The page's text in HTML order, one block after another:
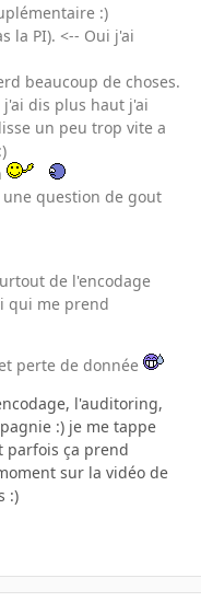
:)
la PI). <-- Oui j'ai
beaucoup de choses.
j'ai dis plus haut j'ai
un peu trop vite a
une question de gout
de l'encodage
qui me prend
perte de donnée
l'auditoring,
:) je me tappe
parfois ça prend
sur la vidéo de
:)